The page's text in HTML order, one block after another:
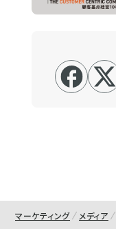
マーケティング メディア